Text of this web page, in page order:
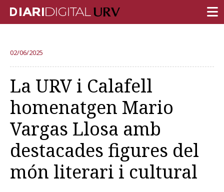
RECERCA
DOCÈNCIA
INSTITUCIÓ
VIDA AL CAMPUS
COMUNITAT URV
REPORTATGES
02/06/2025
La URV i Calafell
homenatgen Mario
Vargas Llosa amb
destacades figures del
món literari i cultural